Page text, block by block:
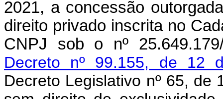
2021, a concessão
direito privado inscrita no
CNPJ sob o nº
Decreto nº 99.155, de 12
Decreto Legislativo nº 65, de